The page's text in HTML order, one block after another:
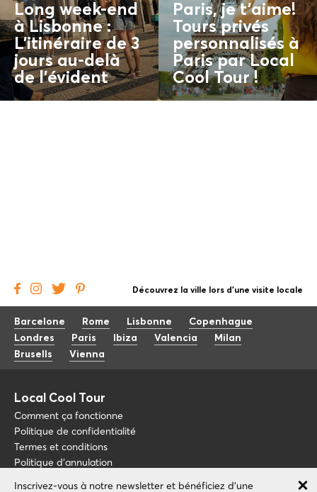
Long week-end
à Lisbonne :
L'itinéraire de 3
jours au-delà
de l'évident
Paris, je t'aime!
Tours privés
personnalisés à
Paris par Local
Cool Tour !
Inscrivez-vous à notre newsletter et bénéficiez d'une
Découvrez la ville lors d'une visite locale
Barcelone Rome Lisbonne
Copenhague
Londres
Paris Ibiza Valencia
Milan
Brusells
Vienna
Local Cool Tour
Comment ça fonctionne
Politique de confidentialité
Termes et conditions
Politique d'annulation